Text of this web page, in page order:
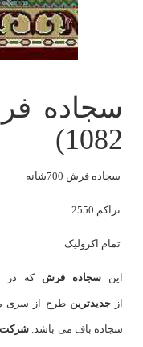
1082)
سجاده فرش 700شانه
تراکم 2550
تمام اکرولیک
اینسجاده فرش که در
ازجدیدترین طرح از سری
سجاده باف می باشد. شرکت